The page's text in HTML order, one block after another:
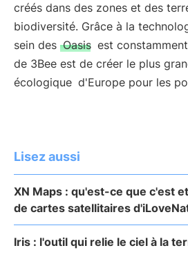
créés dans des zones et des
biodiversité. Grâce à la
sein des Oasis est
de 3Bee est de créer le plus
écologique d'Europe pour les
Lisez aussi
XN Maps : qu'est-ce que c'est
de cartes satellitaires
Iris : l'outil qui relie le ciel à la